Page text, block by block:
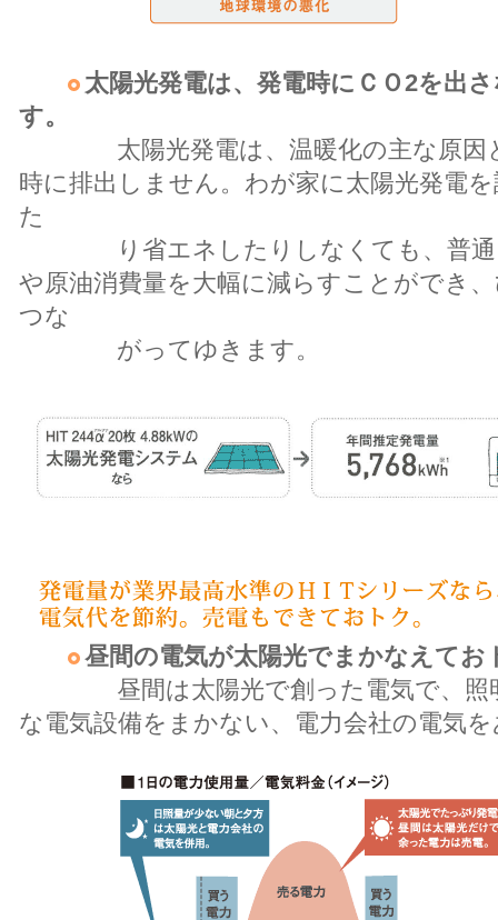
太陽光発電は、発電時にＣＯ2を出
す。
太陽光発電は、温暖化の主な原因と
時に排出しません。わが家に太陽光発電
た
り省エネしたりしなくても、普通に
や原油消費量を大幅に減らすことができ
つな
がってゆきます。
昼間の電気が太陽光でまかなえてお
昼間は太陽光で創った電気で、照明
な電気設備をまかない、電力会社の電気